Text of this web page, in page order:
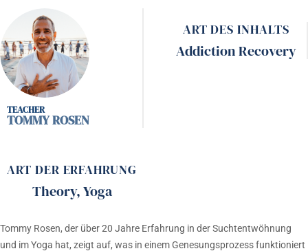
TOMMY ROSEN
ART DES INHALTS
Addiction Recovery
ART DER ERFAHRUNG
Theory,Yoga
Tommy Rosen, der über 20 Jahre Erfahrung in der Suchtentwöhnung
und im Yoga hat, zeigt auf, was in einem Genesungsprozess funktioniert